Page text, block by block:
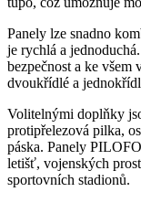
Panely lze snadno
je rychlá a
bezpečnost a ke všem
dvoukřídlé a
Volitelnými doplňky
protipřelezová pilka,
páska. Panely
letišť, vojenských
sportovních stadionů.